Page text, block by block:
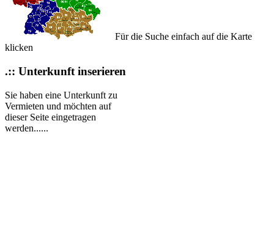
Für die Suche einfach auf die Karte
klicken
.:: Unterkunft inserieren
Sie haben eine Unterkunft zu
Vermieten und möchten auf
dieser Seite eingetragen
werden......